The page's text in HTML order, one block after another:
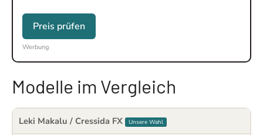
Preis prüfen
Werbung
Modelle im Vergleich
Leki Makalu / Cressida FX Unsere Wahl